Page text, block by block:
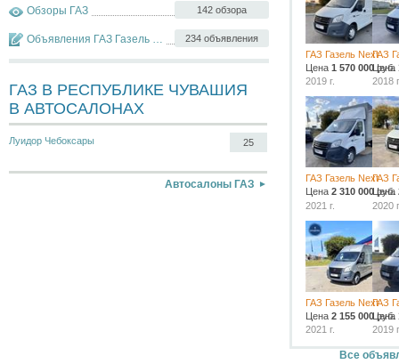
142 обзора
Обзоры ГАЗ
234 объявления
Объявления ГАЗ Газель Next
ГАЗ В РЕСПУБЛИКЕ ЧУВАШИЯ
В АВТОСАЛОНАХ
Луидор Чебоксары 25
Автосалоны ГАЗ
ГАЗ Газель Next
Цена 1 570 000 руб.
2019 г.
ГАЗ
Цена
2018
ГАЗ Газель Next
Цена 2 310 000руб.
2021 г.
ГАЗ
Цена
2020
ГАЗ Газель Next
Цена 2 155 000 руб.
2021 г.
ГАЗ
Цена
2019
Все